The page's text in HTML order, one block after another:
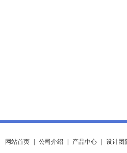
网站首页 公司介绍 产品中心 设计团